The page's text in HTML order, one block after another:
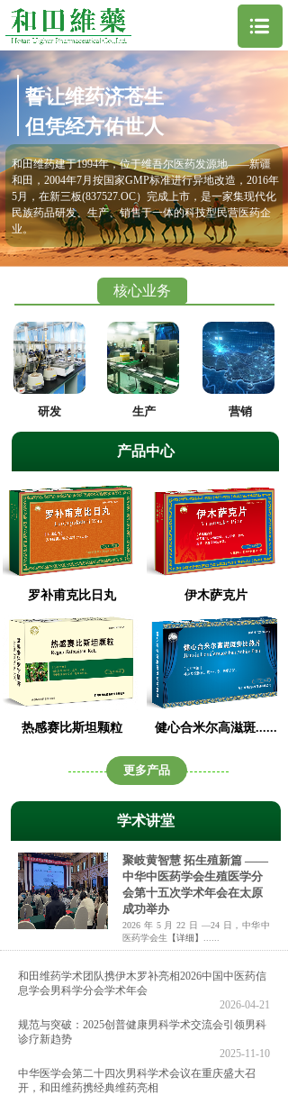
誓让维药济苍生
但凭经方佑世人
和田维药建于1994年，位于维吾尔医药发源地——新疆
和田，2004年7月按国家GMP标准进行异地改造，2016年
5月，在新三板(837527.OC）完成上市，是一家集现代化
民族药品研发、生产、销售于一体的科技型民营医药企
业。
核心业务
研发 生产 营销
更多产品
罗补甫克比日丸 伊木萨克片
热感赛比斯坦颗粒 健心合米尔高滋斑......
产品中心
学术讲堂
聚岐黄智慧 拓生殖新篇 ——
中华中医药学会生殖医学分
会第十五次学术年会在太原
成功举办
2026 年 5 月 22 日 —24 日，中华中
医药学会生 【详细】
和田维药学术团队携伊木罗补亮相2026中国中医药信
息学会男科学分会学术年会
2026-04-21
规范与突破：2025创普健康男科学术交流会引领男科
诊疗新趋势
2025-11-10
中华医学会第二十四次男科学术会议在重庆盛大召
开，和田维药携经典维药亮相